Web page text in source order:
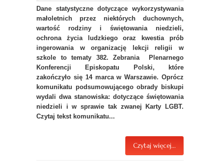
Dane statystyczne dotyczące wykorzystywania
małoletnich przez niektórych duchownych,
wartość rodziny i świętowania niedzieli,
ochrona życia ludzkiego oraz kwestia prób
ingerowania w organizację lekcji religii w
szkole to tematy 382. Zebrania Plenarnego
Konferencji Episkopatu Polski, które
zakończyło się 14 marca w Warszawie. Oprócz
komunikatu podsumowującego obrady biskupi
wydali dwa stanowiska: dotyczące świętowania
niedzieli i w sprawie tak zwanej Karty LGBT.
Czytaj tekst komunikatu...
Czytaj więcej...